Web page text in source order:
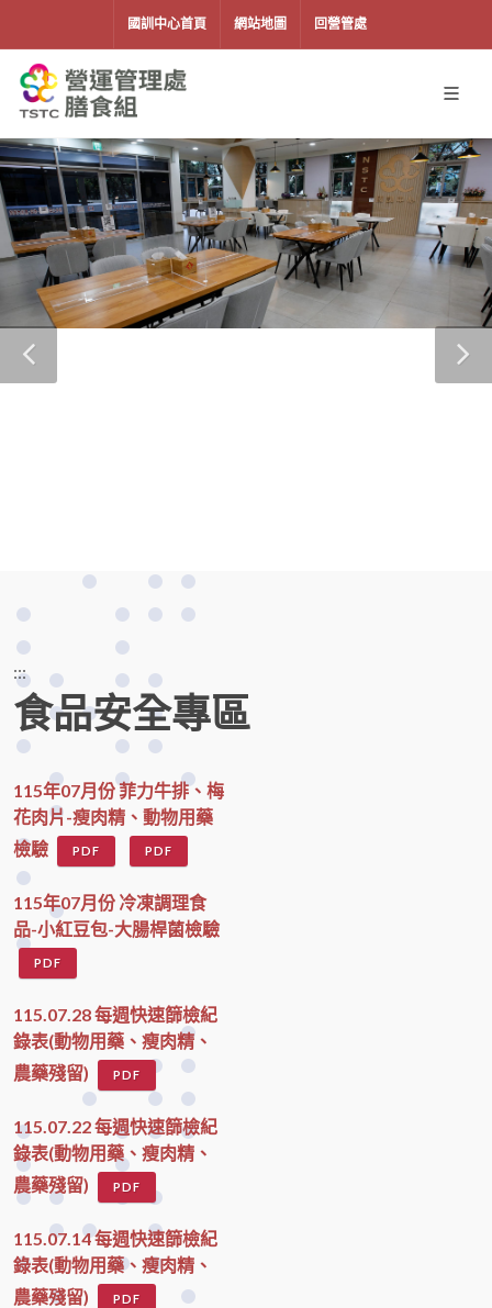
國訓中心首頁 網站地圖 回營管處
:::
食品安全專區
115年07月份 菲力牛排、梅
花肉片-瘦肉精、動物用藥
檢驗
PDF PDF
115年07月份 冷凍調理食
品-小紅豆包-大腸桿菌檢驗
PDF
115.07.28 每週快速篩檢紀
錄表(動物用藥、瘦肉精、
農藥殘留)
PDF
115.07.22 每週快速篩檢紀
錄表(動物用藥、瘦肉精、
農藥殘留)
PDF
115.07.14 每週快速篩檢紀
錄表(動物用藥、瘦肉精、
農藥殘留)
PDF